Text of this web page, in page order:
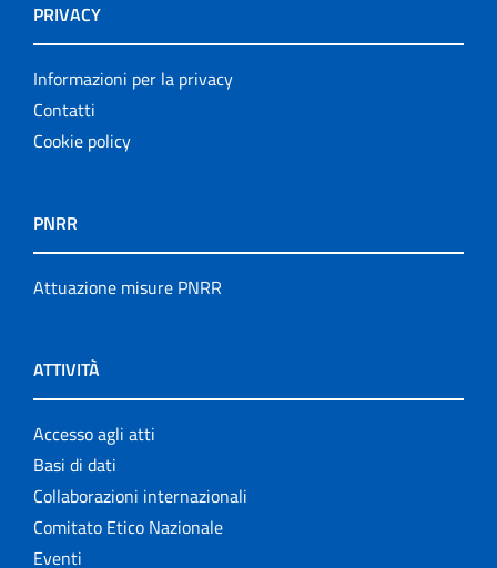
PRIVACY
Informazioni per la privacy
Contatti
Cookie policy
PNRR
Attuazione misure PNRR
ATTIVITÀ
Accesso agli atti
Basi di dati
Collaborazioni internazionali
Comitato Etico Nazionale
Eventi